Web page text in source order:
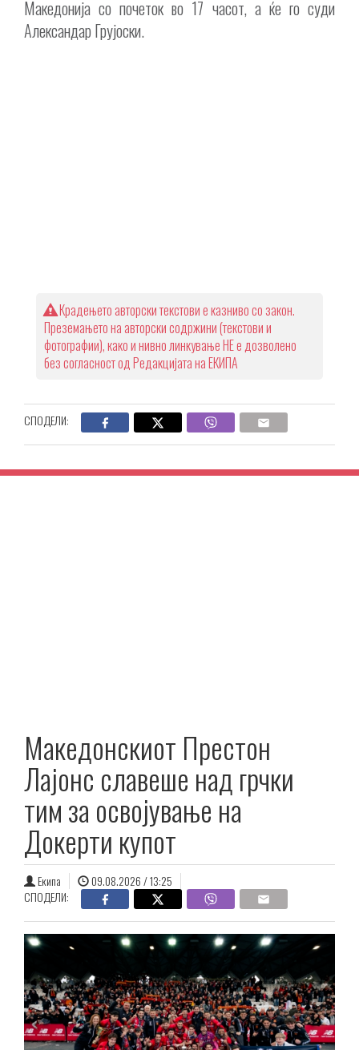
Македонија со почеток во 17 часот, а ќе го суди
Александар Грујоски.
Крадењето авторски текстови е казниво со закон.
Преземањето на авторски содржини (текстови и
фотографии), како и нивно линкување НЕ е дозволено
без согласност од Редакцијата на ЕКИПА
СПОДЕЛИ:
Македонскиот Престон
Лајонс славеше над грчки
тим за освојување на
Докерти купот
Екипа
09.08.2026 / 13:25
СПОДЕЛИ: